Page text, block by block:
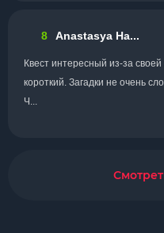
8 Anastasya Ha...
Квест интересный из-за
короткий. Загадки не очень
Ч...